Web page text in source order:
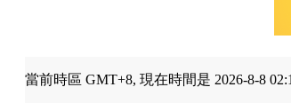
當前時區 GMT+8, 現在時間是 2026-8-8